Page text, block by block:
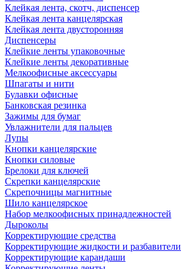
Клейкая лента, скотч, диспенсер
Клейкая лента канцелярская
Клейкая лента двусторонняя
Диспенсеры
Клейкие ленты упаковочные
Клейкие ленты декоративные
Мелкоофисные аксессуары
Шпагаты и нити
Булавки офисные
Банковская резинка
Зажимы для бумаг
Увлажнители для пальцев
Лупы
Кнопки канцелярские
Кнопки силовые
Брелоки для ключей
Скрепки канцелярские
Скрепочницы магнитные
Шило канцелярское
Набор мелкоофисных принадлежностей
Дыроколы
Корректирующие средства
Корректирующие жидкости и разбавители
Корректирующие карандаши